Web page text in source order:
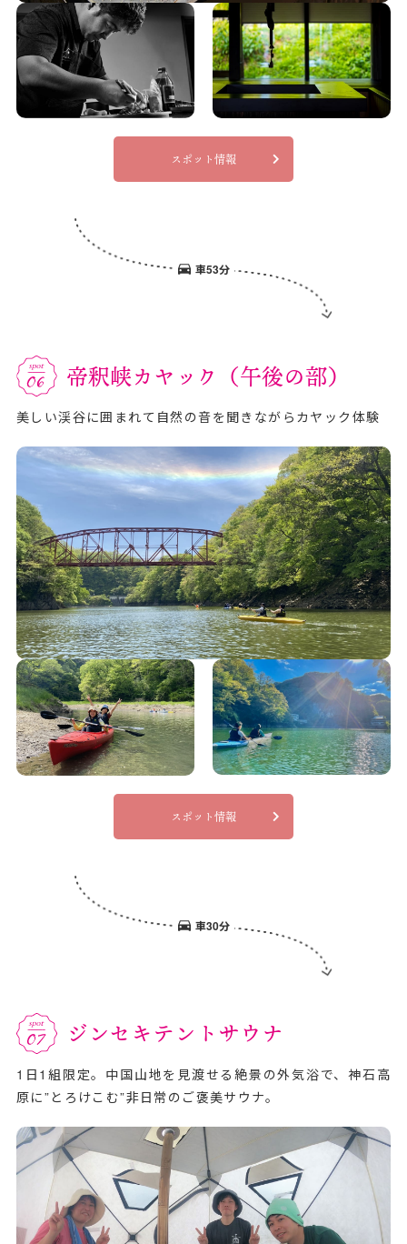
スポット情報
車53分
帝釈峡カヤック（午後の部）
美しい渓谷に囲まれて自然の音を聞きながらカヤック体験
スポット情報
車30分
ジンセキテントサウナ
1日1組限定。中国山地を見渡せる絶景の外気浴で、神石高
原に”とろけこむ”非日常のご褒美サウナ。